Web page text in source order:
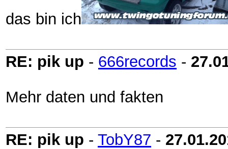
das bin ich
RE: pik up - 666records -
Mehr daten und fakten
RE: pik up - TobY87 -